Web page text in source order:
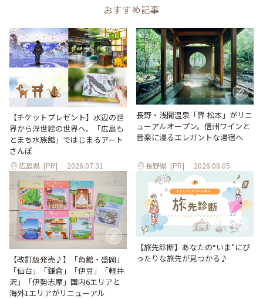
おすすめ記事
【チケットプレゼント】水辺の世
界から浮世絵の世界へ。「広島も
とまち水族館」ではじまるアート
さんぽ
広島県 [PR] 2026.07.31
長野・浅間温泉「界 松本」がリニ
ューアルオープン。信州ワインと
音楽に浸るエレガントな湯宿へ
長野県 [PR] 2026.08.05
【改訂版発売♪】「角館・盛岡」
「仙台」「鎌倉」「伊豆」「軽井
沢」「伊勢志摩」国内6エリアと
海外1エリアがリニューアル
【旅先診断】あなたの“いま”にぴ
ったりな旅先が見つかる♪